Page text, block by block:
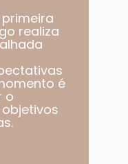
realiza
é
o